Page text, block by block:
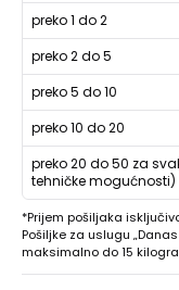
preko 1 do 2
preko 2 do 5
preko 5 do 10
preko 10 do 20
preko 20 do 50 za
tehničke mogućnosti)
*Prijem pošiljaka
Pošiljke za uslugu
maksimalno do 15